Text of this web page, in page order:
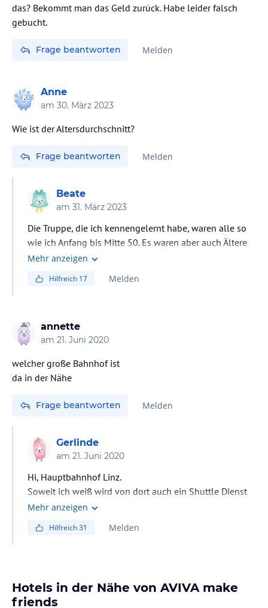
das? Bekommt man das Geld zurück. Habe leider falsch
gebucht.
Frage beantworten Melden
Anne
am 30. März 2023
Wie ist der Altersdurchschnitt?
Frage beantworten Melden
Beate
am 31. März 2023
Die Truppe, die ich kennengelernt habe, waren alle so
wie ich Anfang bis Mitte 50. Es waren aber auch Ältere
und Jüngere da, aber keiner jünger als Mitte 30, schätze
gefühlt habe...
Mehr anzeigen
Hilfreich 17 Melden
annette
am 21. Juni 2020
welcher große Bahnhof ist
da in der Nähe
Frage beantworten Melden
Gerlinde
am 21. Juni 2020
Hi, Hauptbahnhof Linz.
Soweit ich weiß wird von dort auch ein Shuttle Dienst
ins AVIVA angeboten.
Alleinreisende einfach
Mehr anzeigen
Hilfreich31 Melden
Hotels in der Nähe von AVIVA make
friends